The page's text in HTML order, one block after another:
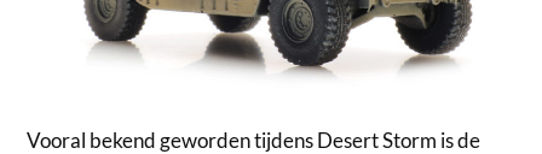
Vooral bekend geworden tijdens Desert Storm is de